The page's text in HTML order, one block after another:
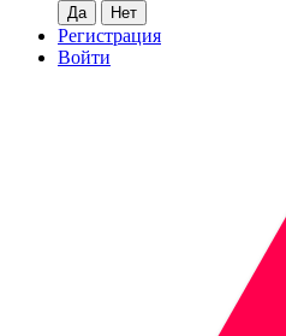
Регистрация
Войти